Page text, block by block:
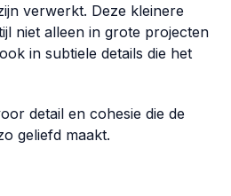
verwerkt. Deze kleinere
niet alleen in grote projecten
in subtiele details die het
detail en cohesie die de
geliefd maakt.